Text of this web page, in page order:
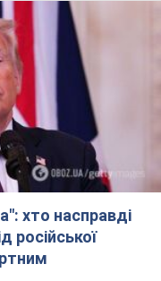
хто насправді
російської